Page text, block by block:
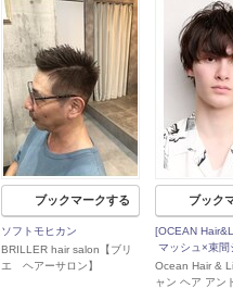
ブックマークする
ソフトモヒカン
BRILLER hair salon【ブリ
エ ヘアーサロン】
ブック
[OCEAN
マッシュ×束
Ocean Hair &
ャン ヘア アン